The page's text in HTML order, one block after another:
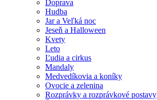
Doprava
Hudba
Jar a Veľká noc
Jeseň a Halloween
Kvety
Leto
Ľudia a cirkus
Mandaly
Medvedíkovia a koníky
Ovocie a zelenina
Rozprávky a rozprávkové postavy